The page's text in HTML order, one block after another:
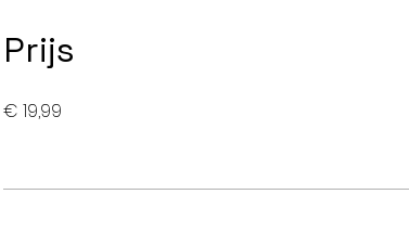
Prijs
€ 19,99